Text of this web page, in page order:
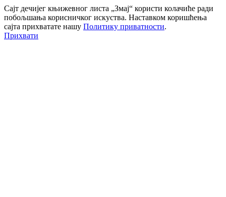
Сајт дечијег књижевног листа „Змај“ користи колачиће ради
побољшања корисничког искуства. Наставком коришћења
сајта прихватате нашу Политику приватности.
Прихвати